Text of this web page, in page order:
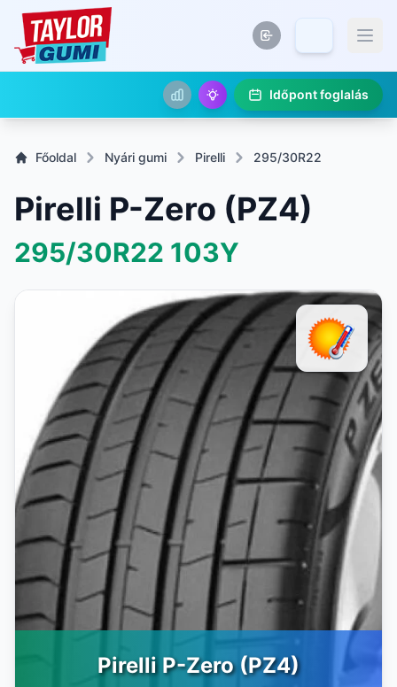
Időpont foglalás
Főoldal Nyári gumi Pirelli 295/30R22
Pirelli P-Zero (PZ4)
295/30R22 103Y
Pirelli P-Zero (PZ4)